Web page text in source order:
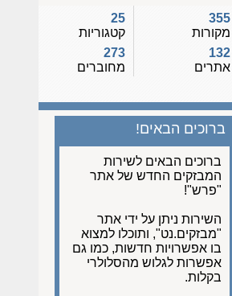
355
מקורות
132
אתרים
25
קטגוריות
273
מחוברים
ברוכים הבאים!
ברוכים הבאים לשירות
המבזקים החדש של אתר
"פרש"!
השירות ניתן על ידי אתר
"מבזקים.נט", ותוכלו למצוא
בו אפשרויות חדשות, כמו גם
אפשרות לגלוש מהסלולרי
בקלות.